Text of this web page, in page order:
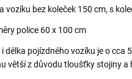
vozíku bez koleček 150 cm, s
police 60 x 100 cm
i délka pojízdného vozíku je o cca
větší z důvodu tloušťky stojiny a